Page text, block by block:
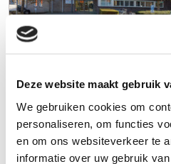
Deze website maakt gebruik
We gebruiken cookies om
personaliseren, om functies
en om ons websiteverkeer te
informatie over uw gebruik
6042 NV Roermond
088 - 478 7832